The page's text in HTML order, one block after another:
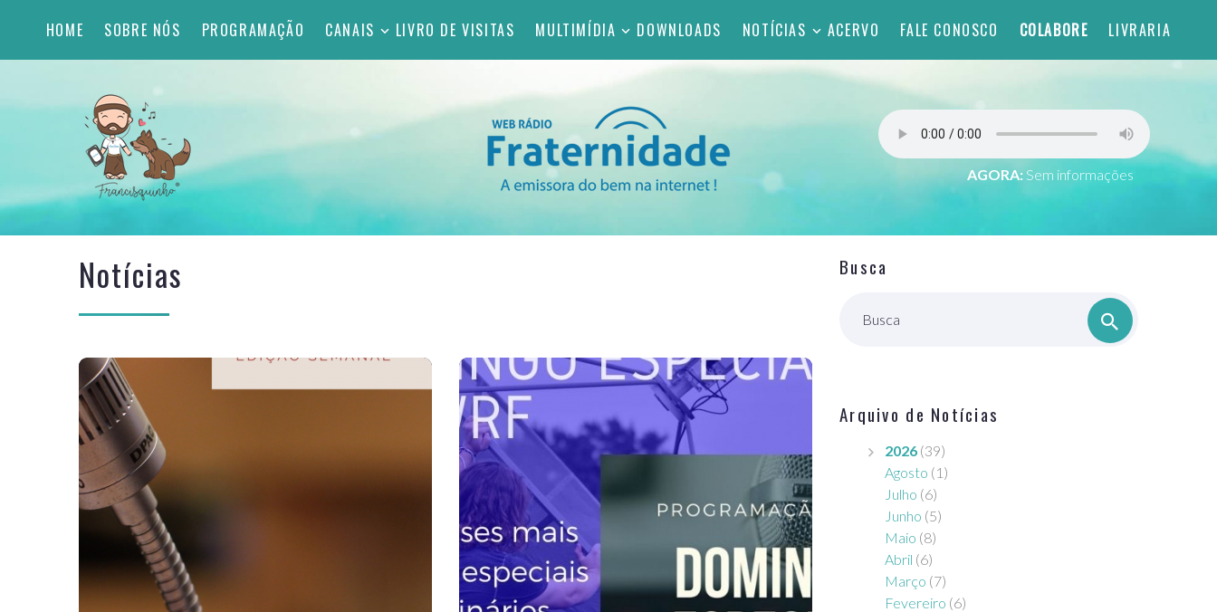
HOME SOBRE NÓS PROGRAMAÇÃO CANAIS LIVRO DE VISITAS MULTIMÍDIA DOWNLOADS NOTÍCIAS ACERVO FALE CONOSCO COLABORE LIVRARIA
AGORA: Sem informações
Notícias Busca
Busca
Arquivo de Notícias
2026 (39)
Agosto (1)
Julho (6)
Junho (5)
Maio (8)
Abril (6)
Março (7)
Fevereiro (6)